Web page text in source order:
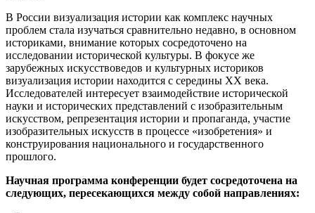
В России визуализация истории как комплекс научных
проблем стала изучаться сравнительно недавно, в основном
историками, внимание которых сосредоточено на
исследовании исторической культуры. В фокусе же
зарубежных искусствоведов и культурных историков
визуализация истории находится с середины XX века.
Исследователей интересует взаимодействие исторической
науки и исторических представлений с изобразительным
искусством, репрезентация истории и пропаганда, участие
изобразительных искусств в процессе «изобретения» и
конструирования национального и государственного
прошлого.
Научная программа конференции будет сосредоточена на
следующих, пересекающихся между собой направлениях: